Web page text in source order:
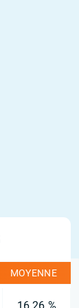
MOYENNE
16,26 %